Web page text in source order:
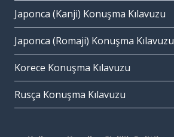
Japonca (Kanji) Konuşma Kılavuzu
Japonca (Romaji) Konuşma Kılavuzu
Korece Konuşma Kılavuzu
Rusça Konuşma Kılavuzu